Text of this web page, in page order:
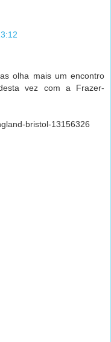
olha mais um encontro
vez com a Frazer-
bristol-13156326